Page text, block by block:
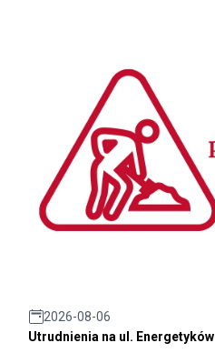
2026-08-06
Utrudnienia na ul. Energetyków